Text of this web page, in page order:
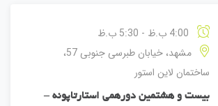
مشهد، خیابان طبرسی جنوبی 57،
ساختمان لاین استور
بیست و هشتمین دورهمی استارتاپونه –